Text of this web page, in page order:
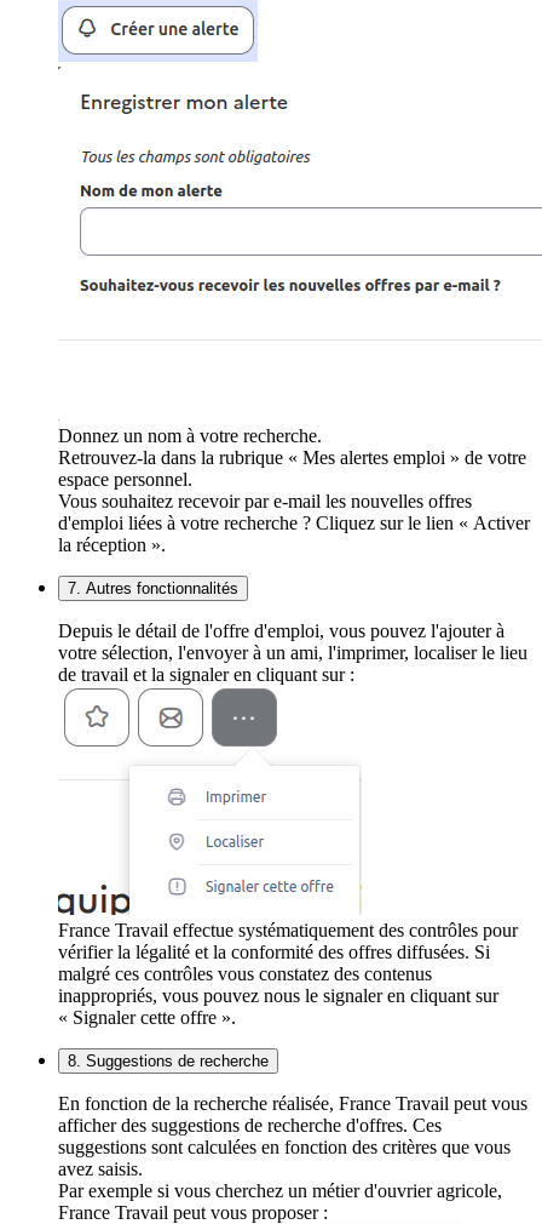
Donnez un nom à votre recherche.
Retrouvez-la dans la rubrique « Mes alertes emploi » de votre
espace personnel.
Vous souhaitez recevoir par e-mail les nouvelles offres
d'emploi liées à votre recherche ? Cliquez sur le lien « Activer
la réception ».
7. Autres fonctionnalités
Depuis le détail de l'offre d'emploi, vous pouvez l'ajouter à
votre sélection, l'envoyer à un ami, l'imprimer, localiser le lieu
de travail et la signaler en cliquant sur :
France Travail effectue systématiquement des contrôles pour
vérifier la légalité et la conformité des offres diffusées. Si
malgré ces contrôles vous constatez des contenus
inappropriés, vous pouvez nous le signaler en cliquant sur
« Signaler cette offre ».
8. Suggestions de recherche
En fonction de la recherche réalisée, France Travail peut vous
afficher des suggestions de recherche d'offres. Ces
suggestions sont calculées en fonction des critères que vous
avez saisis.
Par exemple si vous cherchez un métier d'ouvrier agricole,
France Travail peut vous proposer :